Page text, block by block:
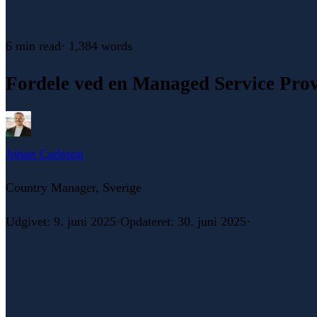
6 min read· 1,384 words
Fordele ved en Managed Service
Johan Carlsson
Country Manager, Sverige
Udgivet: 9. juni 2025·Opdateret: 30. juni 2025·